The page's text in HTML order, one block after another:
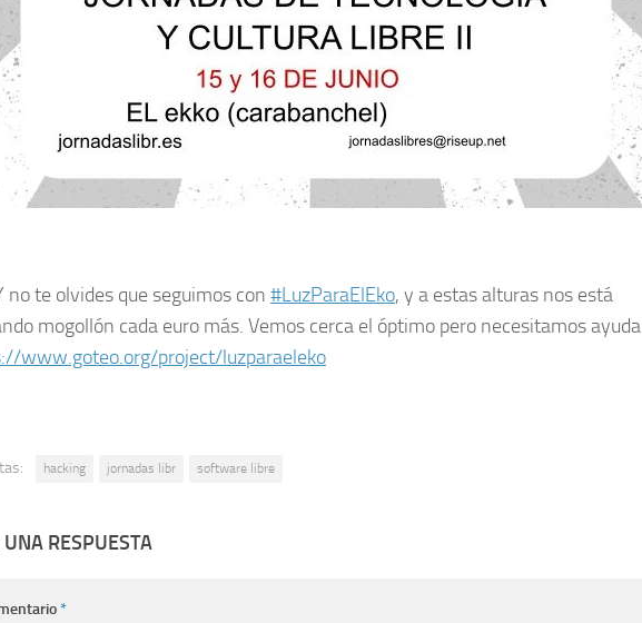
no te olvides que seguimos con #LuzParaElEko, y a estas alturas nos está
mogollón cada euro más. Vemos cerca el óptimo pero necesitamos ayuda
www.goteo.org/project/luzparaeleko
hacking jornadas libr software libre
UNA RESPUESTA
*